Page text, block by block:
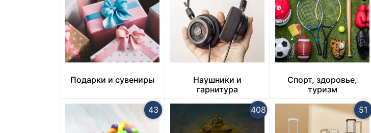
Подарки и сувениры
Наушники и
гарнитура
Спорт, здоровье,
туризм
43 408 51